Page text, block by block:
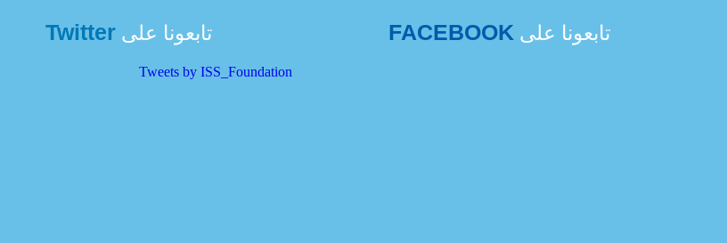
تابعونا على FACEBOOK تابعونا علىTwitter
Tweets by ISS_Foundation